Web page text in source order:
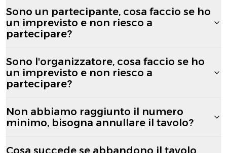
Sono un partecipante, cosa faccio se ho
un imprevisto e non riesco a
partecipare?
Sono l'organizzatore, cosa faccio se ho
un imprevisto e non riesco a
partecipare?
Non abbiamo raggiunto il numero
minimo, bisogna annullare il tavolo?
Cosa succede se abbandono il tavolo